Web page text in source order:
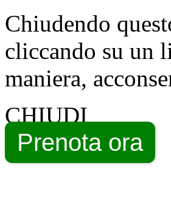
Chiudendo
cliccando su un
maniera,
CHIUDI
Prenota ora